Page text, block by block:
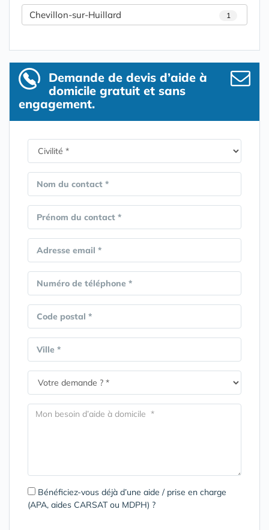
Chevillon-sur-Huillard 1
Demande de devis d’aide à
domicile gratuit et sans
engagement.
Nom du contact *
Prénom du contact *
Adresse email *
Numéro de téléphone *
Code postal *
Ville *
Bénéficiez-vous déjà d’une aide / prise en charge
(APA, aides CARSAT ou MDPH) ?